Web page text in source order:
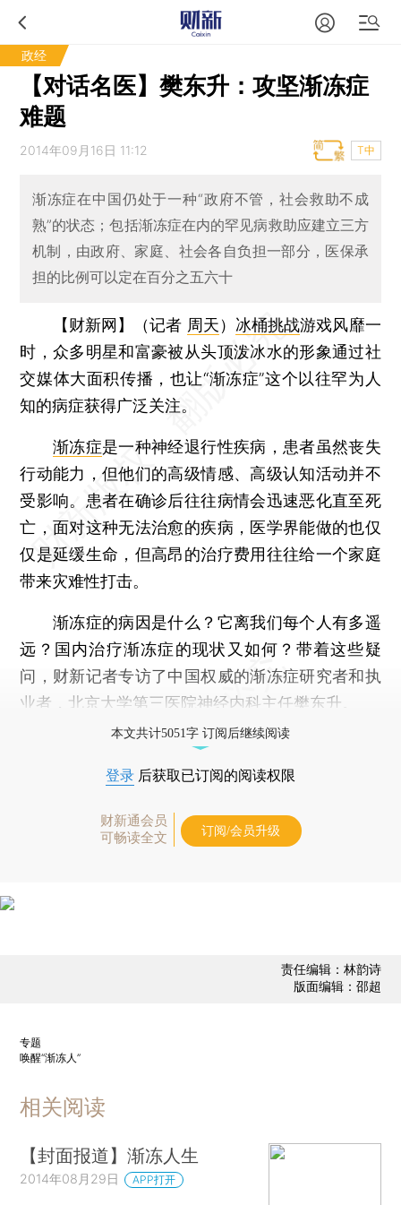
政经
【对话名医】樊东升：攻坚渐冻症
难题
2014年09月16日 11:12 T中
渐冻症在中国仍处于一种“政府不管，社会救助不成
熟”的状态；包括渐冻症在内的罕见病救助应建立三方
机制，由政府、家庭、社会各自负担一部分，医保承
担的比例可以定在百分之五六十
【财新网】（记者 周天） 冰桶挑战游戏风靡一
时，众多明星和富豪被从头顶泼冰水的形象通过社
交媒体大面积传播，也让“渐冻症”这个以往罕为人
知的病症获得广泛关注。
渐冻症是一种神经退行性疾病，患者虽然丧失
行动能力，但他们的高级情感、高级认知活动并不
受影响。患者在确诊后往往病情会迅速恶化直至死
亡，面对这种无法治愈的疾病，医学界能做的也仅
仅是延缓生命，但高昂的治疗费用往往给一个家庭
带来灾难性打击。
渐冻症的病因是什么？它离我们每个人有多遥
远？国内治疗渐冻症的现状又如何？带着这些疑
问，财新记者专访了中国权威的渐冻症研究者和执
业者，北京大学第三医院神经内科主任樊东升。
本文共计5051字 订阅后继续阅读
登录 后获取已订阅的阅读权限
财新通会员
可畅读全文
订阅/会员升级
责任编辑：林韵诗
版面编辑：邵超
专题
唤醒“渐冻人”
相关阅读
【封面报道】渐冻人生
2014年08月29日 APP打开